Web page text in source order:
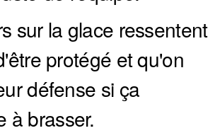
sur la glace ressentent
protégé et qu'on
défense si ça
à brasser.